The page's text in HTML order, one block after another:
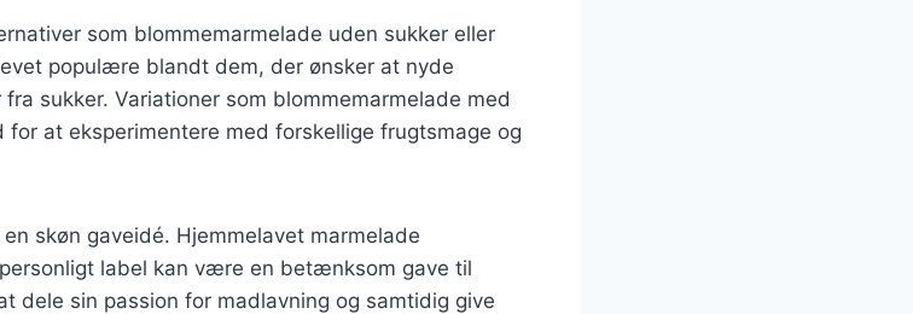
som blommemarmelade uden sukker eller
populære blandt dem, der ønsker at nyde
sukker. Variationer som blommemarmelade med
at eksperimentere med forskellige frugtsmage og
skøn gaveidé. Hjemmelavet marmelade
label kan være en betænksom gave til
dele sin passion for madlavning og samtidig give